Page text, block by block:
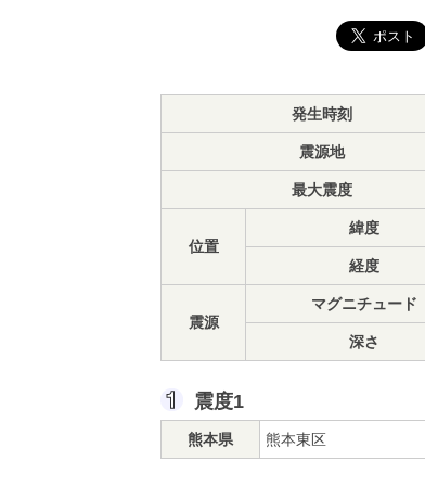
発生時刻
震源地
最大震度
位置
緯度
経度
震源
マグニチュード
深さ
震度1
熊本県 熊本東区